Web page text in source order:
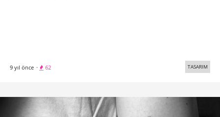
9 yıl önce · 62 TASARIM